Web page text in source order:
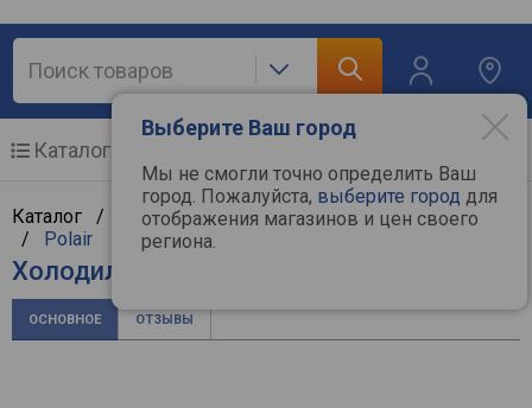
Выберите Ваш город
Мы не смогли точно определить Ваш
город. Пожалуйста, выберите город для
отображения магазинов и цен своего
региона.
Каталог
Каталог / Крупная бытовая техника/Холодильники
/ Polair
Холодильник Polair DM 105 S
ОСНОВНОЕ ОТЗЫВЫ